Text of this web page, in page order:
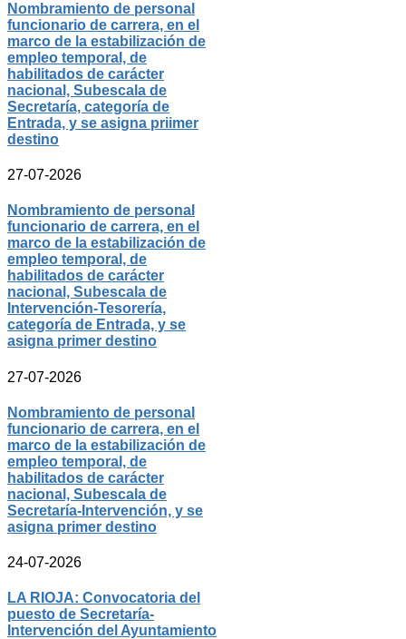
Nombramiento de personal
funcionario de carrera, en el
marco de la estabilización de
empleo temporal, de
habilitados de carácter
nacional, Subescala de
Secretaría, categoría de
Entrada, y se asigna priimer
destino
27-07-2026
Nombramiento de personal
funcionario de carrera, en el
marco de la estabilización de
empleo temporal, de
habilitados de carácter
nacional, Subescala de
Intervención-Tesorería,
categoría de Entrada, y se
asigna primer destino
27-07-2026
Nombramiento de personal
funcionario de carrera, en el
marco de la estabilización de
empleo temporal, de
habilitados de carácter
nacional, Subescala de
Secretaría-Intervención, y se
asigna primer destino
24-07-2026
LA RIOJA: Convocatoria del
puesto de Secretaría-
Intervención del Ayuntamiento